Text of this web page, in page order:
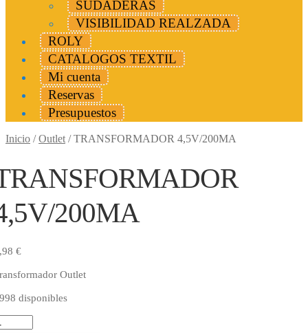
SUDADERAS
VISIBILIDAD REALZADA
ROLY
CATALOGOS TEXTIL
Mi cuenta
Reservas
Presupuestos
Inicio /Outlet /TRANSFORMADOR 4,5V/200MA
200MA
€
Outlet
disponibles